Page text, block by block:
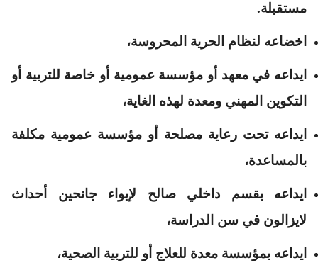
مستقبلة.
اخضاعه لنظام الحرية المحروسة،
ايداعه في معهد أو مؤسسة عمومية أو خاصة للتربية أو
التكوين المهني ومعدة لهذه الغاية،
ايداعه تحت رعاية مصلحة أو مؤسسة عمومية مكلفة
بالمساعدة،
ايداعه بقسم داخلي صالح لإيواء جانحين أحداث
لايزالون في سن الدراسة،
ايداعه بمؤسسة معدة للعلاج أو للتربية الصحية،